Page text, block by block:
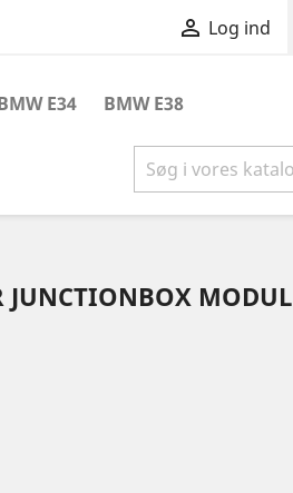
 Log ind
E34 BMW E38
JUNCTIONBOX MODUL